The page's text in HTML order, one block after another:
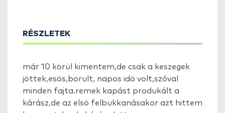
RÉSZLETEK
már 10 körül kimentem,de csak a keszegek
jöttek,esös,borult, napos idö volt,szóval
minden fajta.remek kapást produkált a
kárász,de az elsö felbukkanásakor azt hittem